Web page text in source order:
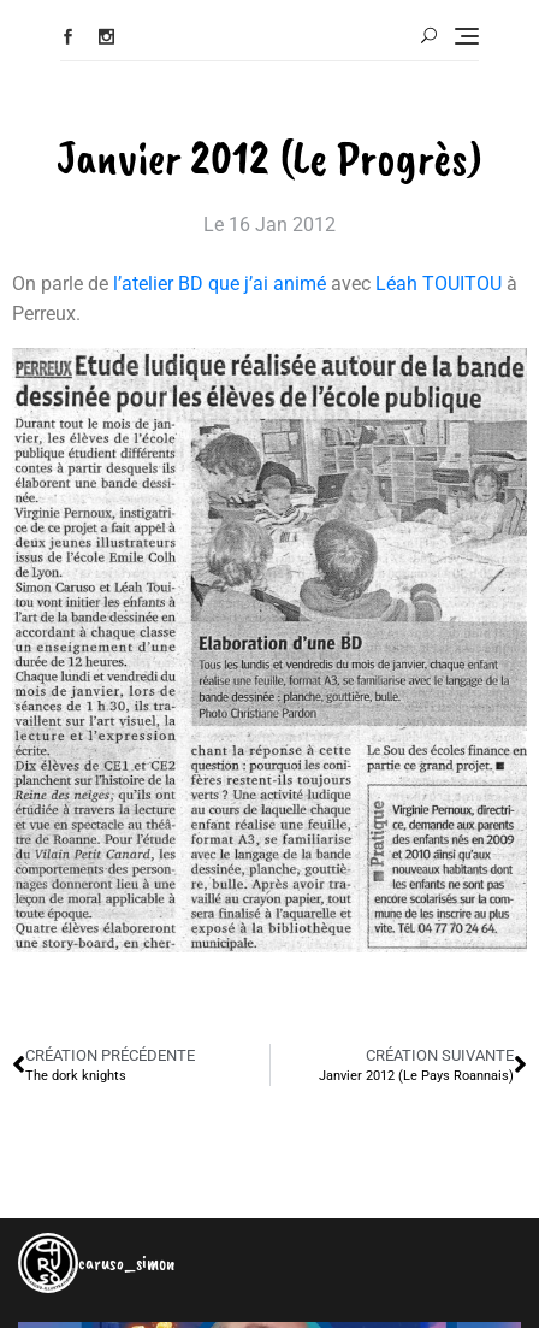
Janvier 2012 (Le Progrès)
Le 16 Jan 2012
On parle de l’atelier BD que j’ai animé avec Léah TOUITOU à
Perreux.
CRÉATION PRÉCÉDENTE
The dork knights
CRÉATION SUIVANTE
Janvier 2012 (Le Pays Roannais)
caruso_simon